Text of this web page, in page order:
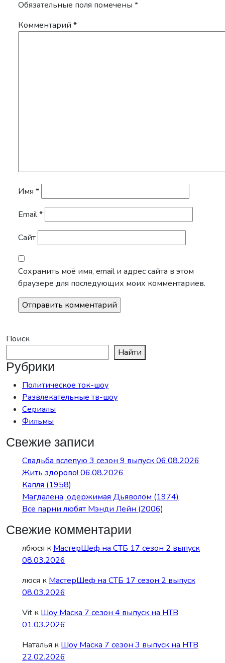
Обязательные поля помечены *
Комментарий *
Имя *
Email*
Сайт
Сохранить моё имя, email и адрес сайта в этом
браузере для последующих моих комментариев.
Поиск
Найти
Рубрики
Политическое ток-шоу
Развлекательные тв-шоу
Сериалы
Фильмы
Свежие записи
Свадьба вслепую 3 сезон 9 выпуск 06.08.2026
Жить здорово! 06.08.2026
Капля (1958)
Магдалена, одержимая Дьяволом (1974)
Все парни любят Мэнди Лейн (2006)
Свежие комментарии
лбюся к МастерШеф на СТБ 17 сезон 2 выпуск
08.03.2026
люся к МастерШеф на СТБ 17 сезон 2 выпуск
08.03.2026
Vit к Шоу Маска 7 сезон 4 выпуск на НТВ
01.03.2026
Наталья к Шоу Маска 7 сезон 3 выпуск на НТВ
22.02.2026